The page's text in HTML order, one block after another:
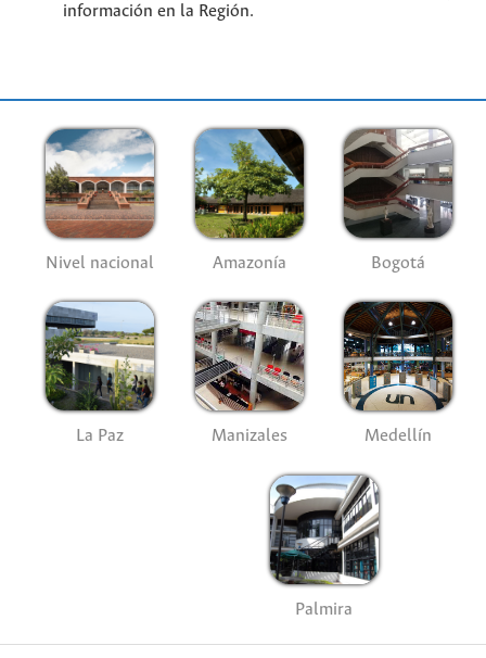
información en la Región.
Nivel nacional Amazonía Bogotá
La Paz Manizales Medellín
Palmira